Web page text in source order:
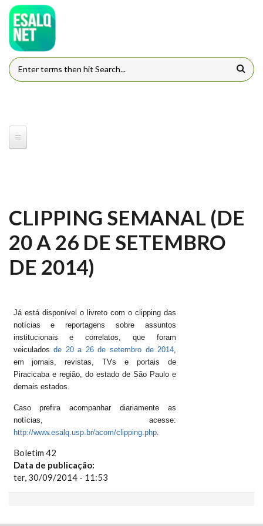
Pular para o conteúdo principal
FORMULÁRIO DE BUSCA
CLIPPING SEMANAL (DE
20 A 26 DE SETEMBRO
DE 2014)
Já está disponível o livreto com o clipping das
notícias e reportagens sobre assuntos
institucionais e correlatos, que foram
veiculadosde 20 a 26 de setembro de 2014,
em jornais, revistas, TVs e portais de
Piracicaba e região, do estado de São Paulo e
demais estados.
Caso prefira acompanhar diariamente as
notícias, acesse:
http://www.esalq.usp.br/acom/clipping.php.
Boletim 42
Data de publicação:
ter, 30/09/2014 - 11:53